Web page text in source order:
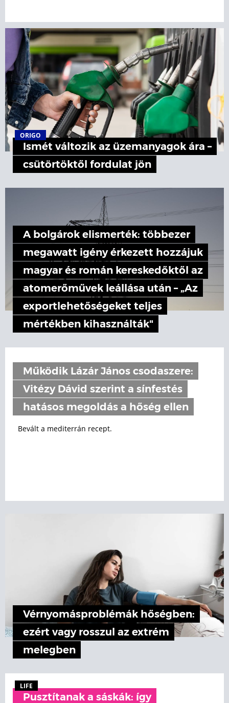
ORIGO
Ismét változik az üzemanyagok ára –
csütörtöktől fordulat jön
A bolgárok elismerték: többezer
megawatt igény érkezett hozzájuk
magyar és román kereskedőktől az
atomerőművek leállása után – „Az
exportlehetőségeket teljes
mértékben kihasználták"
Működik Lázár János csodaszere:
Vitézy Dávid szerint a sínfestés
hatásos megoldás a hőség ellen
Bevált a mediterrán recept.
Vérnyomásproblémák hőségben:
ezért vagy rosszul az extrém
melegben
LIFE
Pusztítanak a sáskák: így